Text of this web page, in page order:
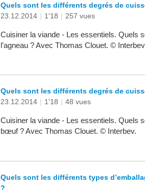
Quels sont les différents degrés de
23.12.2014 | 1'18 | 257 vues
Cuisiner la viande - Les essentiels. Quels
l’agneau ? Avec Thomas Clouet. © Interbev
Quels sont les différents degrés de
23.12.2014 | 1'18 | 48 vues
Cuisiner la viande - Les essentiels. Quels
bœuf ? Avec Thomas Clouet. © Interbev.
Quels sont les différents types
?